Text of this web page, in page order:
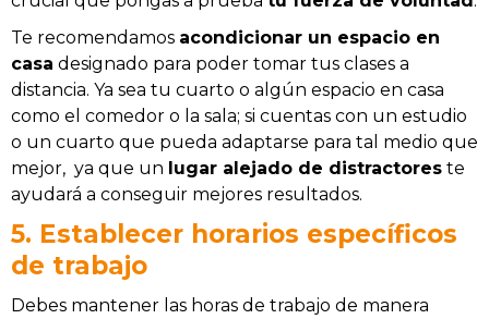
Te recomendamos acondicionar un espacio en
casa designado para poder tomar tus clases a
distancia. Ya sea tu cuarto o algún espacio en casa
como el comedor o la sala; si cuentas con un estudio
o un cuarto que pueda adaptarse para tal medio que
mejor, ya que un lugar alejado de distractores te
ayudará a conseguir mejores resultados.
5. Establecer horarios específicos
de trabajo
Debes mantener las horas de trabajo de manera